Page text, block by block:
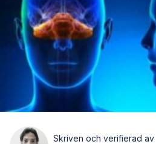
Skriven och verifierad av